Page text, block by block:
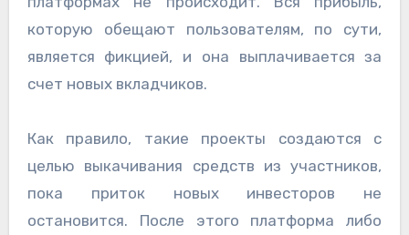
которую обещают пользователям, по сути,
является фикцией, и она выплачивается за
счет новых вкладчиков.
Как правило, такие проекты создаются с
целью выкачивания средств из участников,
пока приток новых инвесторов не
остановится. После этого платформа либо